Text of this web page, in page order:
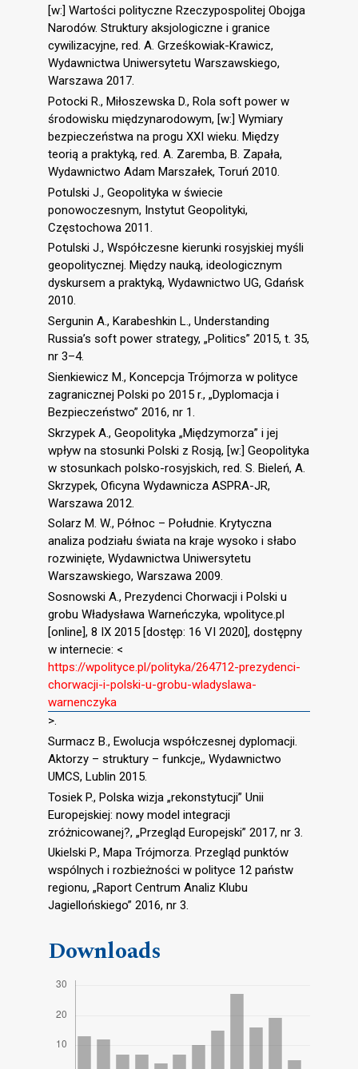
[w:] Wartości polityczne Rzeczypospolitej Obojga
Narodów. Struktury aksjologiczne i granice
cywilizacyjne, red. A. Grześkowiak-Krawicz,
Wydawnictwa Uniwersytetu Warszawskiego,
Warszawa 2017.
Potocki R., Miłoszewska D., Rola soft power w
środowisku międzynarodowym, [w:] Wymiary
bezpieczeństwa na progu XXI wieku. Między
teorią a praktyką, red. A. Zaremba, B. Zapała,
Wydawnictwo Adam Marszałek, Toruń 2010.
Potulski J., Geopolityka w świecie
ponowoczesnym, Instytut Geopolityki,
Częstochowa 2011.
Potulski J., Współczesne kierunki rosyjskiej myśli
geopolitycznej. Między nauką, ideologicznym
dyskursem a praktyką, Wydawnictwo UG, Gdańsk
2010.
Sergunin A., Karabeshkin L., Understanding
Russia’s soft power strategy, „Politics” 2015, t. 35,
nr 3–4.
Sienkiewicz M., Koncepcja Trójmorza w polityce
zagranicznej Polski po 2015 r., „Dyplomacja i
Bezpieczeństwo” 2016, nr 1.
Skrzypek A., Geopolityka „Międzymorza” i jej
wpływ na stosunki Polski z Rosją, [w:] Geopolityka
w stosunkach polsko-rosyjskich, red. S. Bieleń, A.
Skrzypek, Oficyna Wydawnicza ASPRA-JR,
Warszawa 2012.
Solarz M. W., Północ – Południe. Krytyczna
analiza podziału świata na kraje wysoko i słabo
rozwinięte, Wydawnictwa Uniwersytetu
Warszawskiego, Warszawa 2009.
Sosnowski A., Prezydenci Chorwacji i Polski u
grobu Władysława Warneńczyka, wpolityce.pl
[online], 8 IX 2015 [dostęp: 16 VI 2020], dostępny
w internecie: <
https://wpolityce.pl/polityka/264712-prezydenci-
chorwacji-i-polski-u-grobu-wladyslawa-
warnenczyka
>.
Surmacz B., Ewolucja współczesnej dyplomacji.
Aktorzy – struktury – funkcje,, Wydawnictwo
UMCS, Lublin 2015.
Tosiek P., Polska wizja „rekonstytucji” Unii
Europejskiej: nowy model integracji
zróżnicowanej?, „Przegląd Europejski” 2017, nr 3.
Ukielski P., Mapa Trójmorza. Przegląd punktów
wspólnych i rozbieżności w polityce 12 państw
regionu, „Raport Centrum Analiz Klubu
Jagiellońskiego” 2016, nr 3.
Downloads